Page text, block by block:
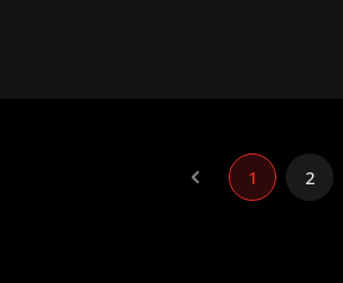
1 2